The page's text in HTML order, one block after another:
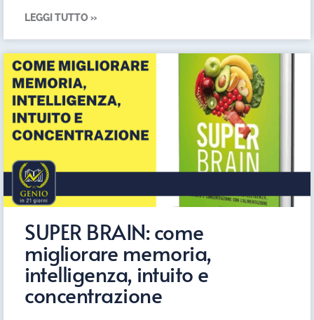
LEGGI TUTTO »
SUPER BRAIN: come
migliorare memoria,
intelligenza, intuito e
concentrazione